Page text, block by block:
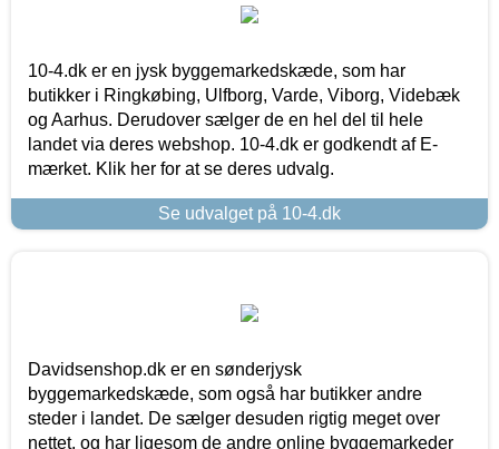
10-4.dk er en jysk byggemarkedskæde, som har
butikker i Ringkøbing, Ulfborg, Varde, Viborg, Videbæk
og Aarhus. Derudover sælger de en hel del til hele
landet via deres webshop. 10-4.dk er godkendt af E-
mærket. Klik her for at se deres udvalg.
Se udvalget på 10-4.dk
Davidsenshop.dk er en sønderjysk
byggemarkedskæde, som også har butikker andre
steder i landet. De sælger desuden rigtig meget over
nettet, og har ligesom de andre online byggemarkeder